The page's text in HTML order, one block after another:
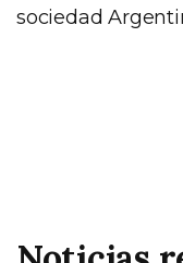
sociedad